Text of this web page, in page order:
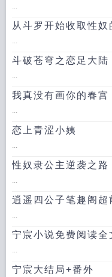
...
从斗罗开始收取性奴
...
斗破苍穹之恋足大陆
...
我真没有画你的春宫
...
恋上青涩小姨
...
性奴隶公主逆袭之路
...
逍遥四公子笔趣阁超
...
宁宸小说免费阅读全
...
宁宸大结局+番外